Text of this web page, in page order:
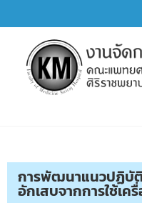
to
content
การพัฒนาแนวปฏิบั
อักเสบจากการใช้เค